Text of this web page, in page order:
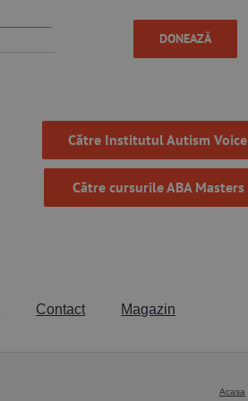
DONEAZĂ
Către Institutul Autism Voice
Către cursurile ABA Masters
Contact Magazin
Acasa